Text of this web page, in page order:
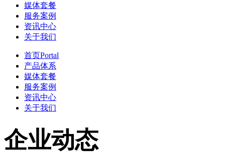
媒体套餐
服务案例
资讯中心
关于我们
首页Portal
产品体系
媒体套餐
服务案例
资讯中心
关于我们
企业动态